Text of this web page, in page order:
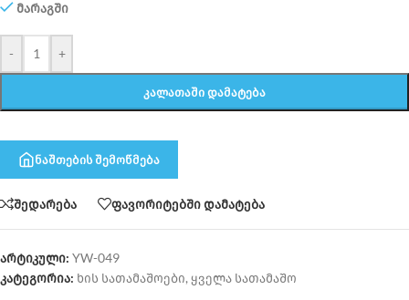
მარაგში
- +
ᲙᲐᲚᲐᲗᲐᲨᲘ ᲓᲐᲛᲐᲢᲔᲑᲐ
ნაშთების შემოწმება
შედარება ფავორიტებში დამატება
არტიკული: YW-049
კატეგორია: ხის სათამაშოები, ყველა სათამაშო